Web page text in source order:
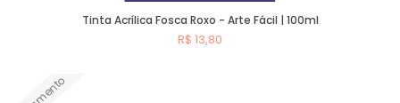
Tinta Acrílica Fosca Roxo - Arte Fácil | 100ml
R$ 13,80